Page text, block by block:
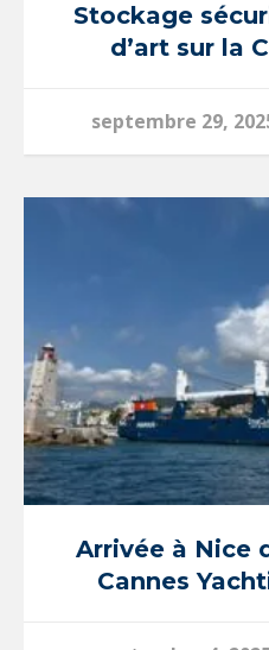
Stockage
d’art sur la
septembre 29,
Arrivée à Nice
Cannes